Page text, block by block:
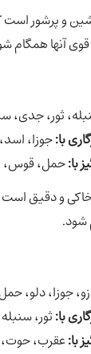
و پرشور است
آنها همگام
ثور، جدی،
با:جوزا،
با:حمل، قوس،
و دقیق است
شود.
جوزا، دلو،
با:ثور،
با:عقرب،